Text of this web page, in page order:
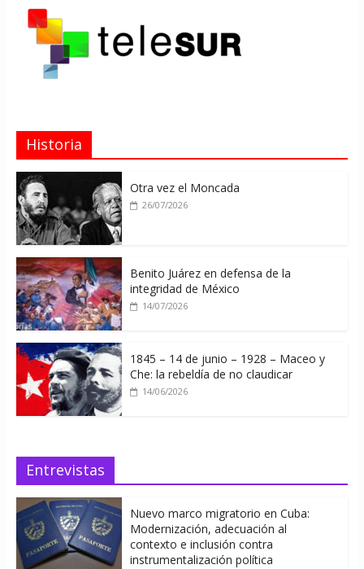
Historia
Otra vez el Moncada
26/07/2026
Benito Juárez en defensa de la
integridad de México
14/07/2026
1845 – 14 de junio – 1928 – Maceo y
Che: la rebeldía de no claudicar
14/06/2026
Entrevistas
Nuevo marco migratorio en Cuba:
Modernización, adecuación al
contexto e inclusión contra
instrumentalización política